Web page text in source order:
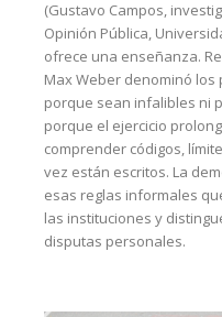
(Gustavo Campos,
Opinión Pública,
ofrece una enseñanza.
Max Weber denominó
porque sean infalibles ni
porque el ejercicio
comprender códigos,
vez están escritos. La
esas reglas informales
las instituciones y
disputas personales.